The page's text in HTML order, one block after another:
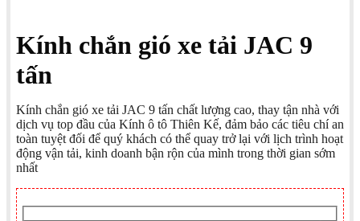
Kính chắn gió xe tải JAC 9
tấn
Kính chắn gió xe tải JAC 9 tấn chất lượng cao, thay tận nhà với
dịch vụ top đầu của Kính ô tô Thiên Kế, đảm bảo các tiêu chí an
toàn tuyệt đối để quý khách có thể quay trở lại với lịch trình hoạt
động vận tải, kinh doanh bận rộn của mình trong thời gian sớm
nhất